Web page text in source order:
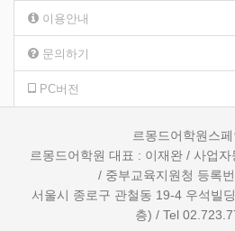
이용안내
문의하기
PC버전
르몽드어학원스
르몽드어학원 대표 : 이재완 / 사업
/ 중부교육지원청 등록
서울시 종로구 관철동 19-4 우석빌
층) / Tel